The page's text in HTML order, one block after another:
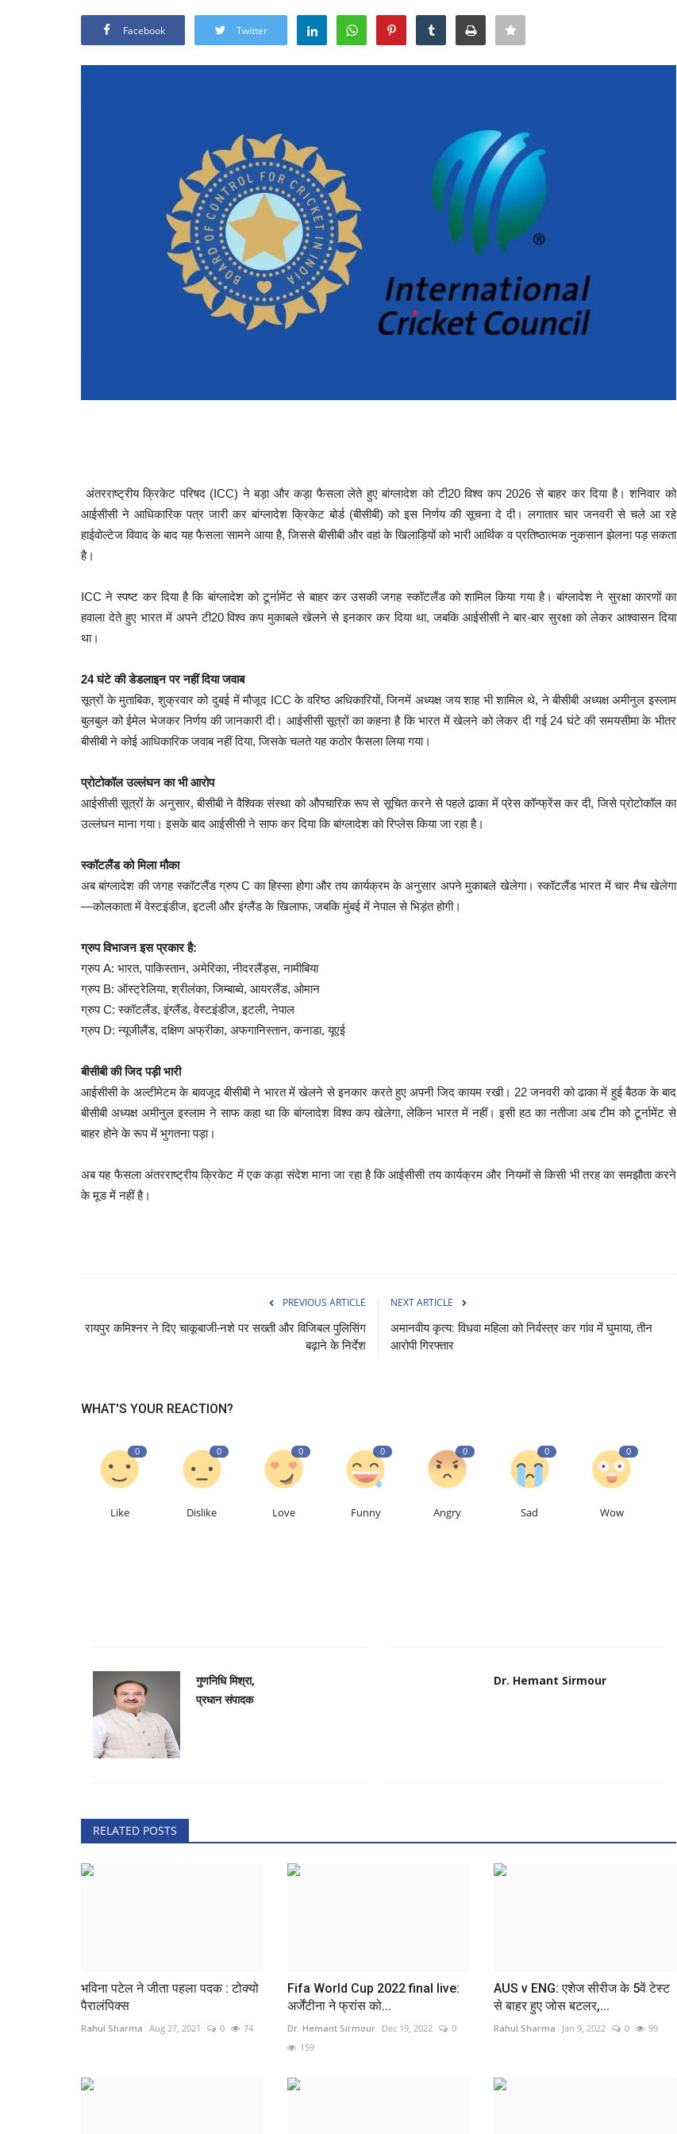
Facebook Twitter
अंतरराष्ट्रीय क्रिकेट परिषद (ICC) ने बड़ा और कड़ा फैसला लेते हुए बांग्लादेश को टी20 विश्व कप 2026 से बाहर कर दिया है। शनिवार को
आईसीसी ने आधिकारिक पत्र जारी कर बांग्लादेश क्रिकेट बोर्ड (बीसीबी) को इस निर्णय की सूचना दे दी। लगातार चार जनवरी से चले आ रहे
हाईवोल्टेज विवाद के बाद यह फैसला सामने आया है, जिससे बीसीबी और वहां के खिलाड़ियों को भारी आर्थिक व प्रतिष्ठात्मक नुकसान झेलना पड़ सकता
है।
ICC ने स्पष्ट कर दिया है कि बांग्लादेश को टूर्नामेंट से बाहर कर उसकी जगह स्कॉटलैंड को शामिल किया गया है। बांग्लादेश ने सुरक्षा कारणों का
हवाला देते हुए भारत में अपने टी20 विश्व कप मुकाबले खेलने से इनकार कर दिया था, जबकि आईसीसी ने बार-बार सुरक्षा को लेकर आश्वासन दिया
था।
24 घंटे की डेडलाइन पर नहीं दिया जवाब
सूत्रों के मुताबिक, शुक्रवार को दुबई में मौजूद ICC के वरिष्ठ अधिकारियों, जिनमें अध्यक्ष जय शाह भी शामिल थे, ने बीसीबी अध्यक्ष अमीनुल इस्लाम
बुलबुल को ईमेल भेजकर निर्णय की जानकारी दी। आईसीसी सूत्रों का कहना है कि भारत में खेलने को लेकर दी गई 24 घंटे की समयसीमा के भीतर
बीसीबी ने कोई आधिकारिक जवाब नहीं दिया, जिसके चलते यह कठोर फैसला लिया गया।
प्रोटोकॉल उल्लंघन का भी आरोप
आईसीसी सूत्रों के अनुसार, बीसीबी ने वैश्विक संस्था को औपचारिक रूप से सूचित करने से पहले ढाका में प्रेस कॉन्फ्रेंस कर दी, जिसे प्रोटोकॉल का
उल्लंघन माना गया। इसके बाद आईसीसी ने साफ कर दिया कि बांग्लादेश को रिप्लेस किया जा रहा है।
स्कॉटलैंड को मिला मौका
अब बांग्लादेश की जगह स्कॉटलैंड ग्रुप C का हिस्सा होगा और तय कार्यक्रम के अनुसार अपने मुकाबले खेलेगा। स्कॉटलैंड भारत में चार मैच खेलेगा
—कोलकाता में वेस्टइंडीज, इटली और इंग्लैंड के खिलाफ, जबकि मुंबई में नेपाल से भिड़ंत होगी।
ग्रुप विभाजन इस प्रकार है:
ग्रुप A: भारत, पाकिस्तान, अमेरिका, नीदरलैंड्स, नामीबिया
ग्रुप B: ऑस्ट्रेलिया, श्रीलंका, जिम्बाब्वे, आयरलैंड, ओमान
ग्रुप C: स्कॉटलैंड, इंग्लैंड, वेस्टइंडीज, इटली, नेपाल
ग्रुप D: न्यूजीलैंड, दक्षिण अफ्रीका, अफगानिस्तान, कनाडा, यूएई
बीसीबी की जिद पड़ी भारी
आईसीसी के अल्टीमेटम के बावजूद बीसीबी ने भारत में खेलने से इनकार करते हुए अपनी जिद कायम रखी। 22 जनवरी को ढाका में हुई बैठक के बाद
बीसीबी अध्यक्ष अमीनुल इस्लाम ने साफ कहा था कि बांग्लादेश विश्व कप खेलेगा, लेकिन भारत में नहीं। इसी हठ का नतीजा अब टीम को टूर्नामेंट से
बाहर होने के रूप में भुगतना पड़ा।
अब यह फैसला अंतरराष्ट्रीय क्रिकेट में एक कड़ा संदेश माना जा रहा है कि आईसीसी तय कार्यक्रम और नियमों से किसी भी तरह का समझौता करने
के मूड में नहीं है।
PREVIOUS ARTICLE
रायपुर कमिश्नर ने दिए चाकूबाजी-नशे पर सख्ती और विजिबल पुलिसिंग
बढ़ाने के निर्देश
NEXT ARTICLE
अमानवीय कृत्य: विधवा महिला को निर्वस्त्र कर गांव में घुमाया, तीन
आरोपी गिरफ्तार
WHAT'S YOUR REACTION?
0
Like
0
Dislike
0
Love
0
Funny
0
Angry
0
Sad
0
Wow
गुणनिधि मिश्रा,
प्रधान संपादक
Dr. Hemant Sirmour
RELATED POSTS
भविना पटेल ने जीता पहला पदक : टोक्यो
पैरालंपिक्स
Rahul Sharma Aug 27, 2021 0 74
Fifa World Cup 2022 final live:
अर्जेंटीना ने फ्रांस को...
Dr. Hemant Sirmour Dec 19, 2022
0
159
AUS v ENG: एशेज सीरीज के 5वें टेस्ट
से बाहर हुए जोस बटलर,...
Rahul Sharma Jan 9, 2022 0 99
हड्डियों की कमजोरी का बढ़ता खतरा: कैल्शियम
घटाने वाले फूड्स...